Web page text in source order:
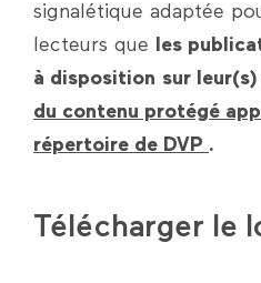
signalétique adaptée
lecteurs que
les
à disposition sur
du contenu protégé
répertoire de DVP .
Télécharger le